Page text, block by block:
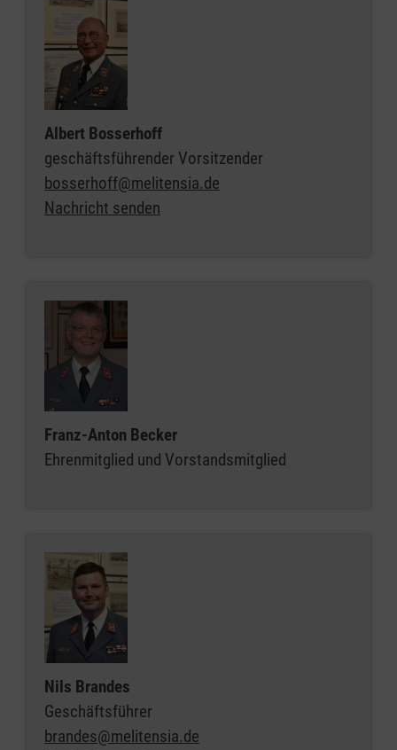
Albert Bosserhoff
geschäftsführender Vorsitzender
bosserhoff@melitensia.de
Nachricht senden
Franz-Anton Becker
Ehrenmitglied und Vorstandsmitglied
Nils Brandes
Geschäftsführer
brandes@melitensia.de